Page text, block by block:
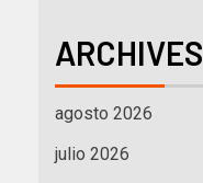
ARCHIVES
agosto 2026
julio 2026